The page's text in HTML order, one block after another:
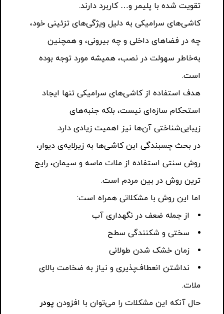
تقویت شده با پلیمر و… کاربرد دارند.
کاشی‌های سرامیکی به‌ دلیل ویژگی‌های تزئینی خود،
چه در فضاهای داخلی و چه بیرونی، و همچنین
به‌خاطر سهولت در نصب، همیشه مورد توجه بوده
است.
هدف استفاده از کاشی‌های سرامیکی تنها ایجاد
استحکام سازه‌ای نیست، بلکه جنبه‌های
زیبایی‌شناختی آن‌ها نیز اهمیت زیادی دارد.
در بحث چسبندگی این کاشی‌ها به زیرلایه‌ی دیوار،
روش سنتی استفاده از ملات ماسه و سیمان، رایج
ترین روش در بین مردم است.
اما این روش با مشکلاتی همراه است:
از جمله ضعف در نگهداری آب
سختی و شکنندگی سطح
زمان خشک شدن طولانی
نداشتن انعطاف‌پذیری و نیاز به ضخامت بالای
ملات.
حال آنکه این مشکلات را می‌توان با افزودن پودر